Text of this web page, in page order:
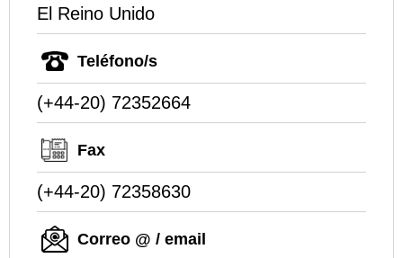
El Reino Unido
Teléfono/s
(+44-20) 72352664
Fax
(+44-20) 72358630
Correo @ / email